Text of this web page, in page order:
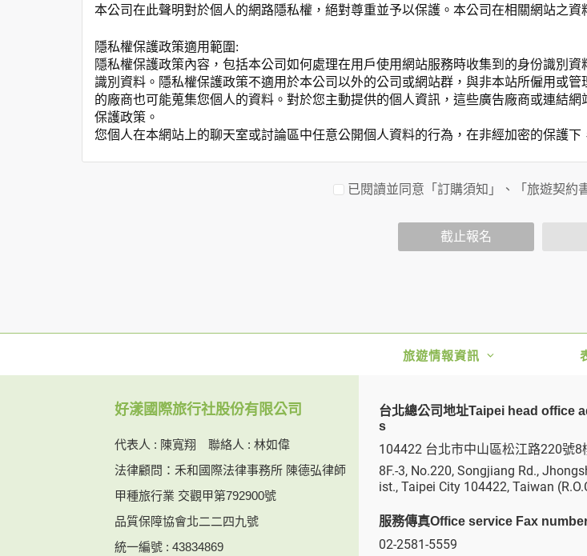
本公司在此聲明對於個人的網路隱私權，絕對尊重並予以保護。本公司在相關網站之
隱私權保護政策適用範圍:
隱私權保護政策內容，包括本公司如何處理在用戶使用網站服務時收集到的身份識別
識別資料。隱私權保護政策不適用於本公司以外的公司或網站群，與非本站所僱用或
的廠商也可能蒐集您個人的資料。對於您主動提供的個人資訊，這些廣告廠商或連結
保護政策。
您個人在本網站上的聊天室或討論區中任意公開個人資料的行為，在非經加密的保護下
為了在本網站提供您最佳的互動性服務，可能會請您提供相關個人的資料，其範圍如下
於一般瀏覽時，伺服器會自行記錄相關行徑，包括您使用連線設備的 IP 位址、使用時
當客戶在本網站註冊時，我們會取得您的姓名、電話、住址、身份證字號、電子郵件
服務後，我們即取得您的資料。註冊時，本網站取得您的姓名、電話、住址、身份證
錄等。本網站會對個別連線者的瀏覽器予以標示，歸納使用者瀏覽器在本網站內部所
項記錄和您對應。請您注意，在本網站網刊登廣告之廠商，或與連結本網站，也可能
網站有其個別的私權保護政策，其資料處理措施不適用本網站隱私權保護政策，本公司
本網站將在事前或註冊登錄取得您的同意後，傳送商業性資料或電子郵件給您。本公
郵件上提供您能隨時停止接收這些資料或電子郵件的方法及說明。
本公司不會向任何人出售或出借您的個人識別資料。
在以下情況下， 本公司會向其他人士或公司提供您的個人識別資料：
已閱讀並同意「訂購須知」、「旅遊契約
截止報名
旅遊情報資訊
好漾國際旅行社股份有限公司
代表人 : 陳寬翔 聯絡人 : 林如偉
法律顧問：禾和國際法律事務所 陳德弘律師
甲種旅行業 交觀甲第792900號
品質保障協會北二二四九號
統一編號 : 43834869
台北總公司地址Taipei head office
s
104422 台北市中山區松江路220號8
8F.-3, No.220, Songjiang Rd.,
ist., Taipei City 104422, Taiwan
服務傳真Office service Fax
02-2581-5559